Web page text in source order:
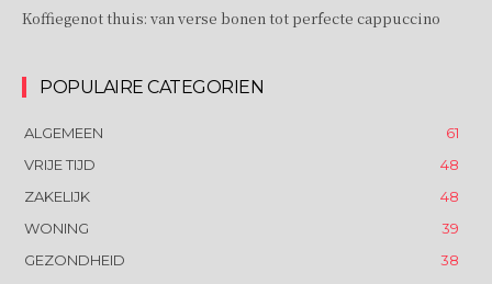
Koffiegenot thuis: van verse bonen tot perfecte cappuccino
POPULAIRE CATEGORIEN
ALGEMEEN
61
VRIJE TIJD
48
ZAKELIJK
48
WONING
39
GEZONDHEID
38